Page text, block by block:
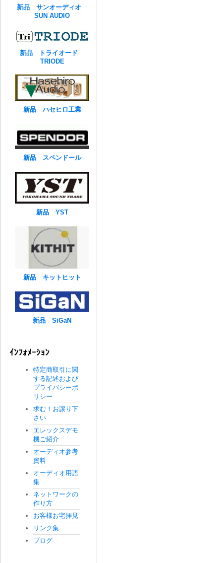
新品 サンオーディオ
SUN AUDIO
新品 トライオード
TRIODE
新品 ハセヒロ工業
新品 スペンドール
新品 YST
新品 キットヒット
新品 SiGaN
ｲﾝﾌｫﾒｰｼｮﾝ
特定商取引に関
する記述および
プライバシーポ
リシー
求む！お譲り下
さい
エレックスデモ
機ご紹介
オーディオ参考
資料
オーディオ用語
集
ネットワークの
作り方
お客様お宅拝見
リンク集
ブログ